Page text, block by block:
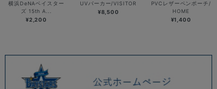
横浜DeNAベイスター
ズ 15th A...
¥2,200
UVパーカー/VISITOR
¥8,500
PVCレザーペンポーチ/
HOME
¥1,400